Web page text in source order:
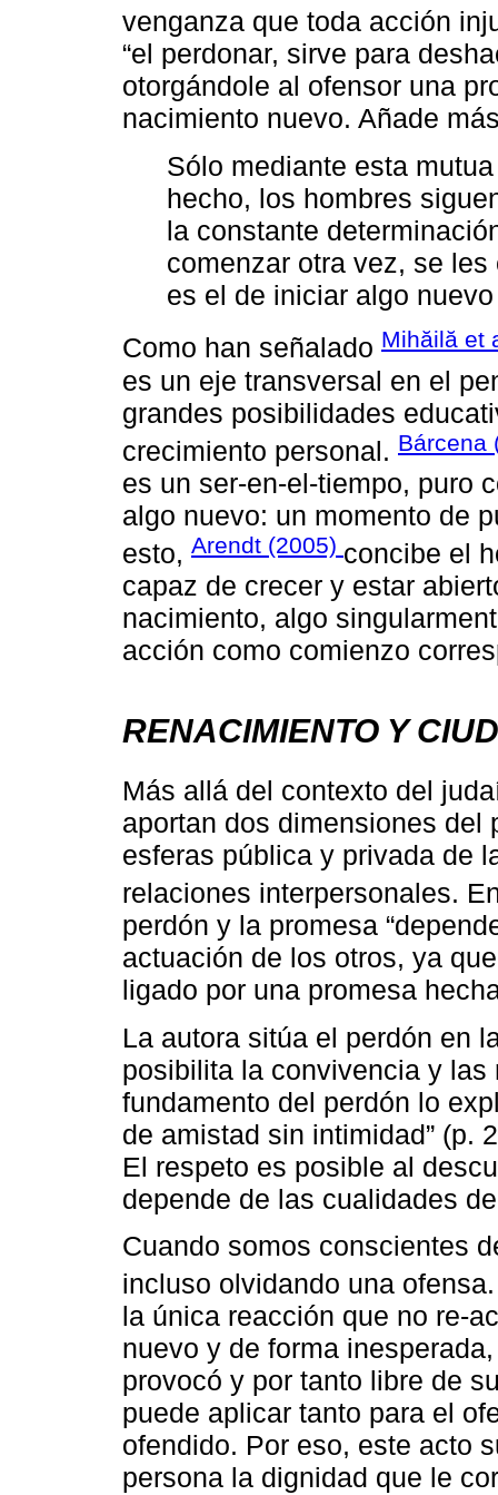
venganza que toda acción
“el perdonar, sirve para
otorgándole al ofensor una
nacimiento nuevo. Añade
Sólo mediante esta
hecho, los hombres
la constante
comenzar otra vez, se
es el de iniciar algo
Como han señalado Mihăilă et
es un eje transversal en el
grandes posibilidades
crecimiento personal. Bárcena
es un ser-en-el-tiempo, puro
algo nuevo: un momento de
esto, Arendt (2005) concibe el
capaz de crecer y estar
nacimiento, algo
acción como comienzo
RENACIMIENTO Y
Más allá del contexto del
aportan dos dimensiones del
esferas pública y privada de
relaciones interpersonales.
perdón y la promesa
actuación de los otros, ya
ligado por una promesa
La autora sitúa el perdón en
posibilita la convivencia y
fundamento del perdón lo
de amistad sin intimidad” (p.
El respeto es posible al
depende de las cualidades
Cuando somos conscientes
incluso olvidando una
la única reacción que no re-
nuevo y de forma
provocó y por tanto libre de
puede aplicar tanto para el
ofendido. Por eso, este acto
persona la dignidad que le